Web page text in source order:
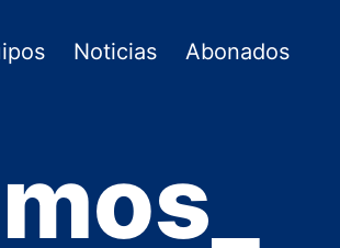
Noticias Abonados